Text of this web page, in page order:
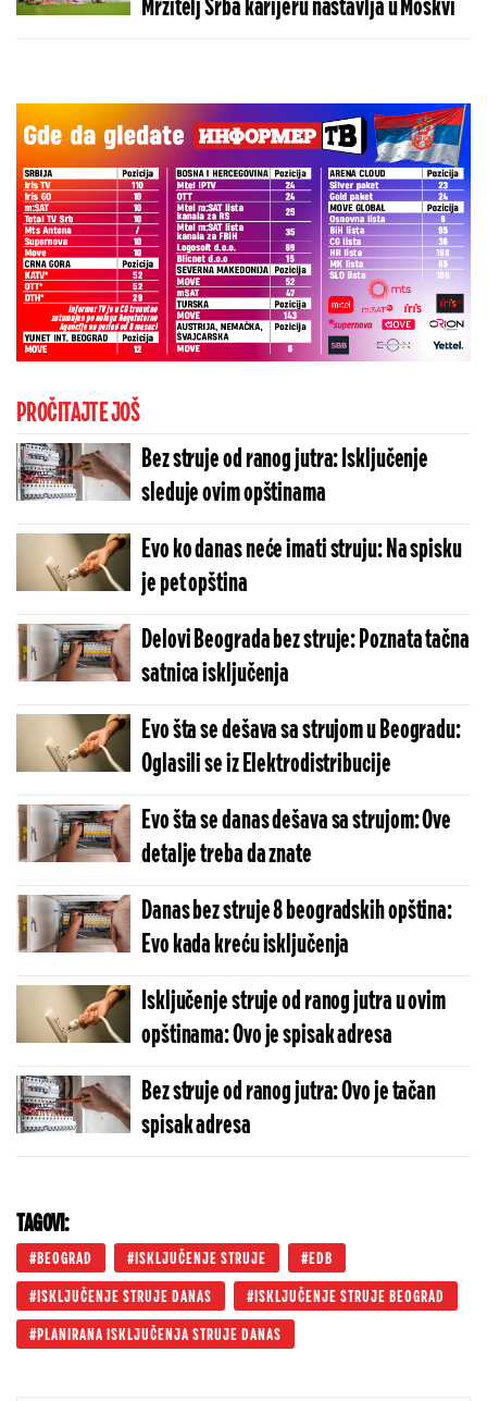
Mrzitelj Srba karijeru nastavlja u Moskvi
PROČITAJTE JOŠ
Bez struje od ranog jutra: Isključenje
sleduje ovim opštinama
Evo ko danas neće imati struju: Na spisku
je pet opština
Delovi Beograda bez struje: Poznata tačna
satnica isključenja
Evo šta se dešava sa strujom u Beogradu:
Oglasili se iz Elektrodistribucije
Evo šta se danas dešava sa strujom: Ove
detalje treba da znate
Danas bez struje 8 beogradskih opština:
Evo kada kreću isključenja
Isključenje struje od ranog jutra u ovim
opštinama: Ovo je spisak adresa
Bez struje od ranog jutra: Ovo je tačan
spisak adresa
TAGOVI:
BEOGRAD ISKLJUČENJE STRUJE EDB
ISKLJUČENJE STRUJE DANAS ISKLJUČENJE STRUJE BEOGRAD
PLANIRANA ISKLJUČENJA STRUJE DANAS